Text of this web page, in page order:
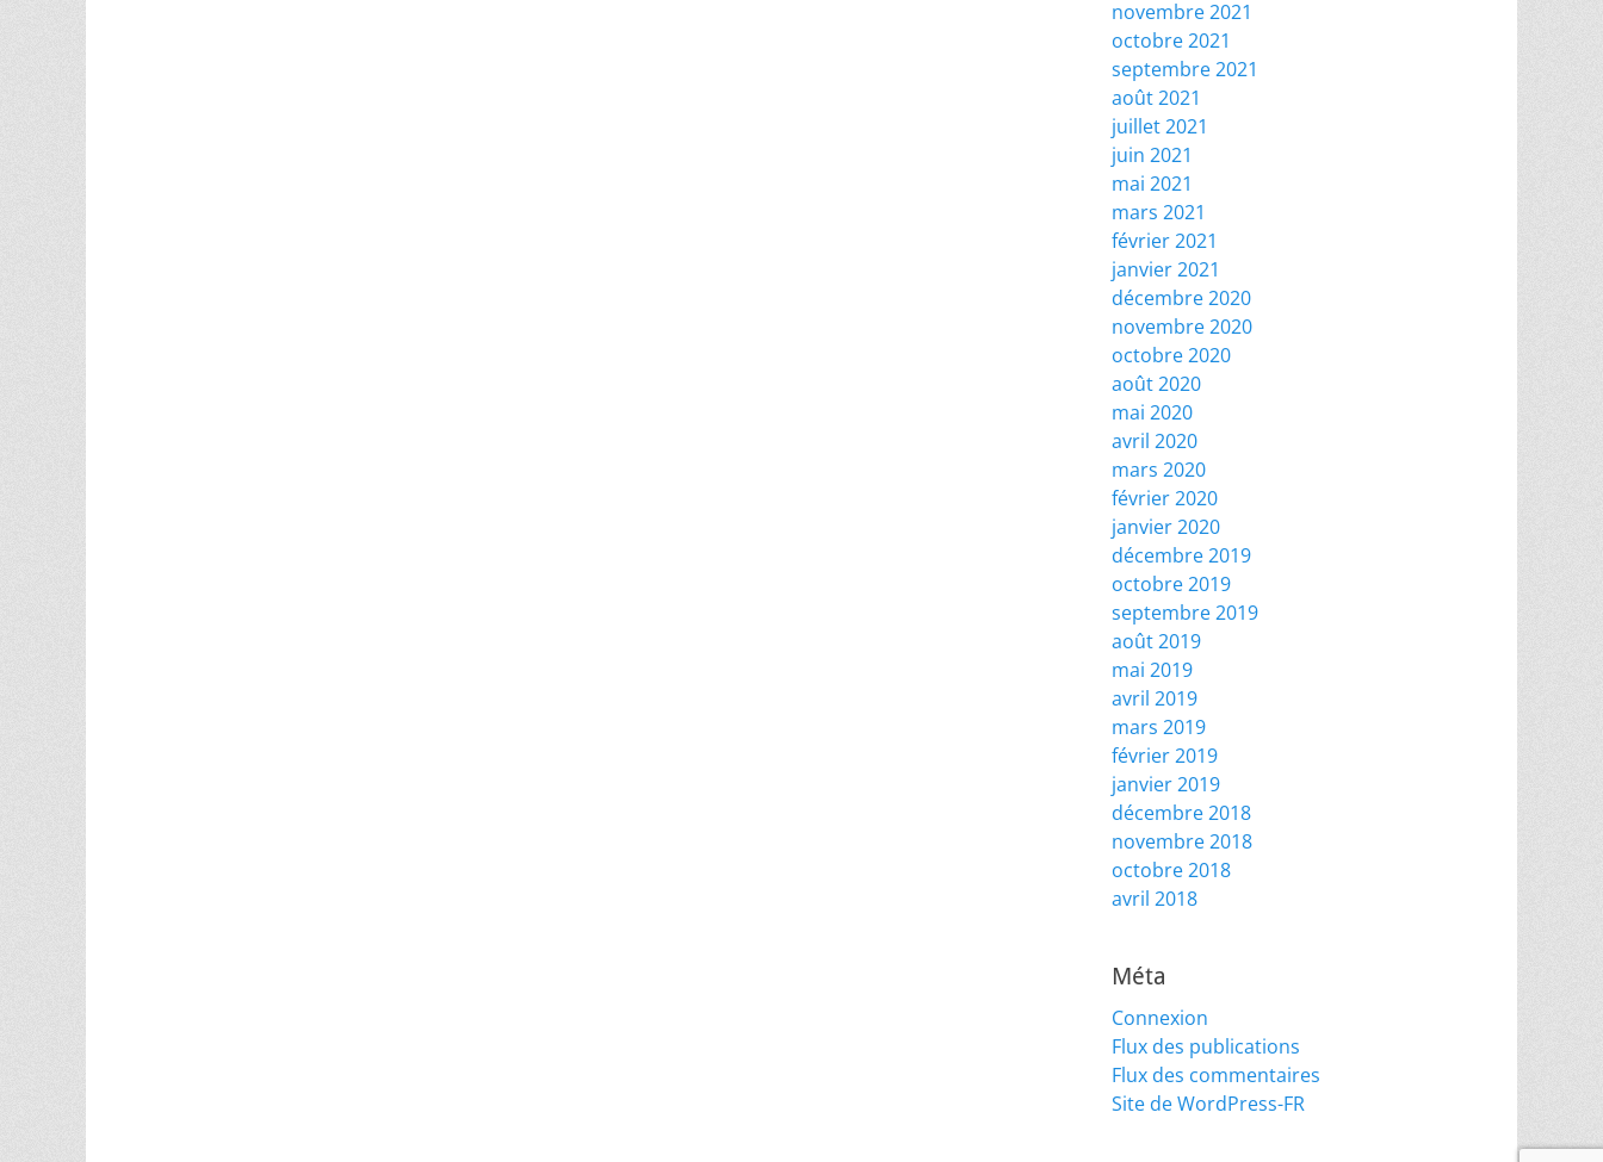
novembre 2021
octobre 2021
septembre 2021
août 2021
juillet 2021
juin 2021
mai 2021
mars 2021
février 2021
janvier 2021
décembre 2020
novembre 2020
octobre 2020
août 2020
mai 2020
avril 2020
mars 2020
février 2020
janvier 2020
décembre 2019
octobre 2019
septembre 2019
août 2019
mai 2019
avril 2019
mars 2019
février 2019
janvier 2019
décembre 2018
novembre 2018
octobre 2018
avril 2018
Méta
Connexion
Flux des publications
Flux des commentaires
Site de WordPress-FR